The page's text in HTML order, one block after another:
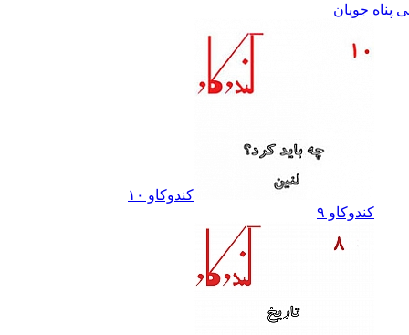
پناه جویان
کندوکاو ١٠
کندوکاو ٩